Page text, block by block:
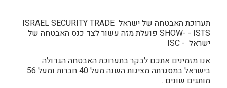
תערוכת האבטחה של ישראל ISRAEL SECURITY TRADE
SHOW- - ISTS פועלת מזה עשור לצד כנס האבטחה של
ישראל - ISC
אנו מזמינים אתכם לבקר בתערוכת האבטחה הגדולה
בישראל במסגרתה מציגות השנה מעל 40 חברות ומעל 56
מותגים שונים .